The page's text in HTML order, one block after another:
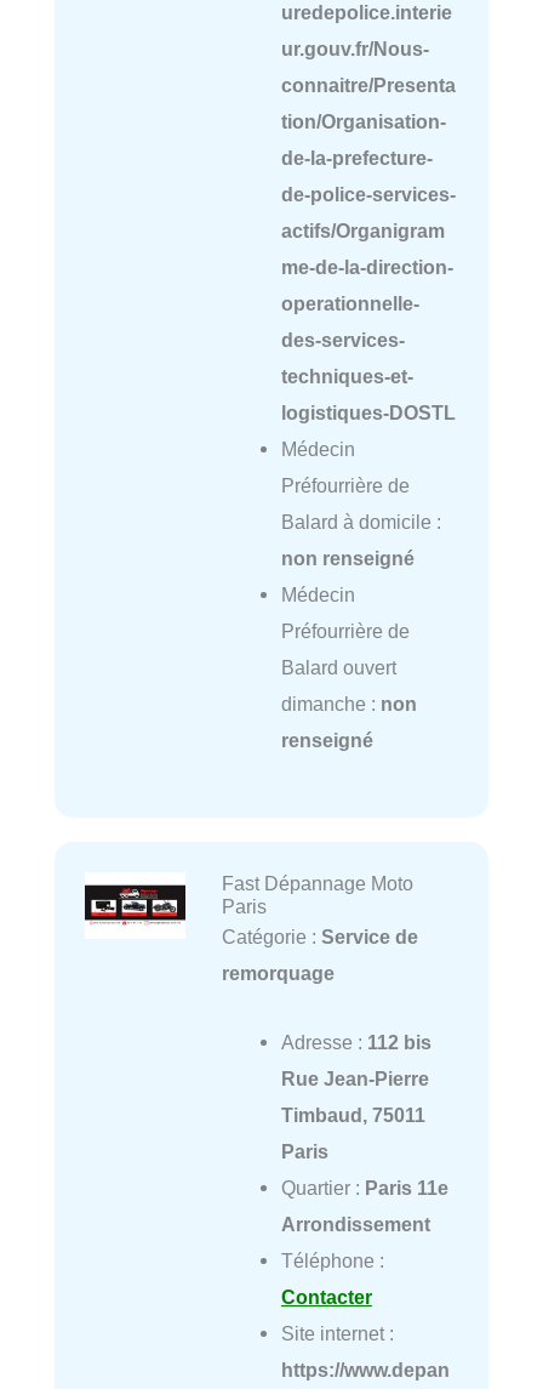
uredepolice.interie
ur.gouv.fr/Nous-
connaitre/Presenta
tion/Organisation-
de-la-prefecture-
de-police-services-
actifs/Organigram
me-de-la-direction-
operationnelle-
des-services-
techniques-et-
logistiques-DOSTL
Médecin
Préfourrière de
Balard à domicile :
non renseigné
Médecin
Préfourrière de
Balard ouvert
dimanche : non
renseigné
Fast Dépannage Moto
Paris
Catégorie : Service de
remorquage
Adresse : 112 bis
Rue Jean-Pierre
Timbaud, 75011
Paris
Quartier : Paris 11e
Arrondissement
Téléphone :
Contacter
Site internet :
https://www.depan